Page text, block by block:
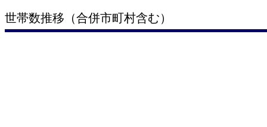
世帯数推移（合併市町村含む）